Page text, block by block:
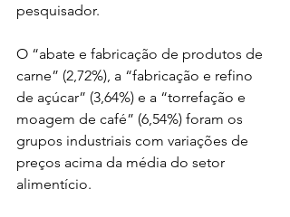
pesquisador.
O “abate e fabricação de produtos de
carne” (2,72%), a “fabricação e refino
de açúcar” (3,64%) e a “torrefação e
moagem de café” (6,54%) foram os
grupos industriais com variações de
preços acima da média do setor
alimentício.